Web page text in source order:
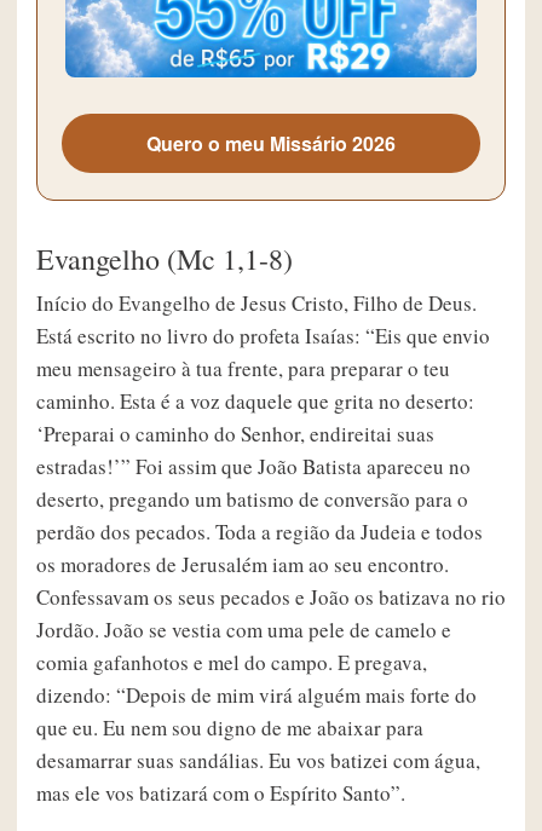
Quero o meu Missário 2026
Evangelho (Mc 1,1-8)
Início do Evangelho de Jesus Cristo, Filho de Deus.
Está escrito no livro do profeta Isaías: “Eis que envio
meu mensageiro à tua frente, para preparar o teu
caminho. Esta é a voz daquele que grita no deserto:
‘Preparai o caminho do Senhor, endireitai suas
estradas!’” Foi assim que João Batista apareceu no
deserto, pregando um batismo de conversão para o
perdão dos pecados. Toda a região da Judeia e todos
os moradores de Jerusalém iam ao seu encontro.
Confessavam os seus pecados e João os batizava no rio
Jordão. João se vestia com uma pele de camelo e
comia gafanhotos e mel do campo. E pregava,
dizendo: “Depois de mim virá alguém mais forte do
que eu. Eu nem sou digno de me abaixar para
desamarrar suas sandálias. Eu vos batizei com água,
mas ele vos batizará com o Espírito Santo”.